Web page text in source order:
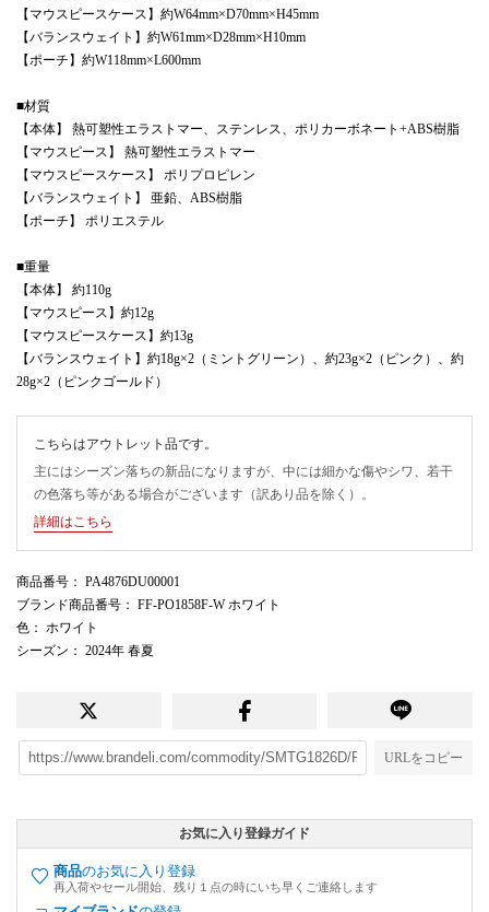
【マウスピースケース】約W64mm×D70mm×H45mm
【バランスウェイト】約W61mm×D28mm×H10mm
【ポーチ】約W118mm×L600mm
■材質
【本体】 熱可塑性エラストマー、ステンレス、ポリカーボネート+ABS樹脂
【マウスピース】 熱可塑性エラストマー
【マウスピースケース】 ポリプロピレン
【バランスウェイト】 亜鉛、ABS樹脂
【ポーチ】 ポリエステル
■重量
【本体】 約110g
【マウスピース】約12g
【マウスピースケース】約13g
【バランスウェイト】約18g×2（ミントグリーン）、約23g×2（ピンク）、約
28g×2（ピンクゴールド）
こちらはアウトレット品です。
主にはシーズン落ちの新品になりますが、中には細かな傷やシワ、若干
の色落ち等がある場合がございます（訳あり品を除く）。
詳細はこちら
商品番号 ： PA4876DU00001
ブランド商品番号 ： FF-PO1858F-W ホワイト
色 ： ホワイト
シーズン ： 2024年 春夏
URLをコピー
お気に入り登録ガイド
商品のお気に入り登録
再入荷やセール開始、残り１点の時にいち早くご連絡します